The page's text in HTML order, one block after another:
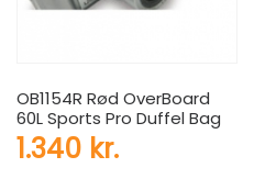
OB1154R Rød OverBoard
60L Sports Pro Duffel Bag
1.340 kr.